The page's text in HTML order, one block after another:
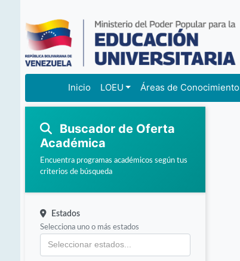
Inicio LOEU Áreas de Conocimiento
Buscador de Oferta
Académica
Encuentra programas académicos según tus
criterios de búsqueda
Estados
Selecciona uno o más estados